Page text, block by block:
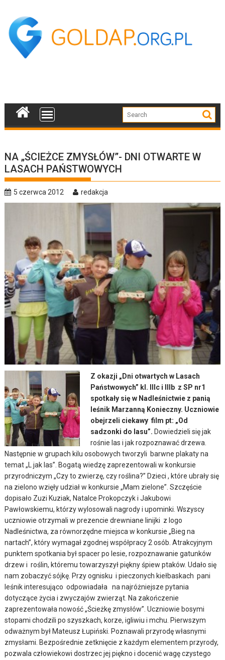
content
NA „ŚCIEŻCE ZMYSŁÓW”- DNI OTWARTE W
LASACH PAŃSTWOWYCH
5 czerwca 2012 redakcja
Z okazji „Dni otwartych w Lasach
Państwowych” kl. IIIc i IIIb z SP nr1
spotkały się w Nadleśnictwie z panią
leśnik Marzanną Konieczny. Uczniowie
obejrzeli ciekawy film pt: „Od
sadzonki do lasu”. Dowiedzieli się jak
rośnie las i jak rozpoznawać drzewa.
Następnie w grupach kilu osobowych tworzyli barwne plakaty na
temat „L jak las”. Bogatą wiedzę zaprezentowali w konkursie
przyrodniczym „Czy to zwierzę, czy roślina?” Dzieci , które ubrały się
na zielono wzięły udział w konkursie „Mam zielone”. Szczęście
dopisało Zuzi Kuziak, Natalce Prokopczyk i Jakubowi
Pawłowskiemu, którzy wylosowali nagrody i upominki. Wszyscy
uczniowie otrzymali w prezencie drewniane linijki z logo
Nadleśnictwa, za równorzędne miejsca w konkursie „Bieg na
nartach”, który wymagał zgodnej współpracy 2 osób. Atrakcyjnym
punktem spotkania był spacer po lesie, rozpoznawanie gatunków
drzew i roślin, któremu towarzyszył piękny śpiew ptaków. Udało się
nam zobaczyć sójkę. Przy ognisku i pieczonych kiełbaskach pani
leśnik interesująco odpowiadała na najróżniejsze pytania
dotyczące życia i zwyczajów zwierząt. Na zakończenie
zaprezentowała nowość „Ścieżkę zmysłów”. Uczniowie bosymi
stopami chodzili po szyszkach, korze, igliwiu i mchu. Pierwszym
odważnym był Mateusz Łupiński. Poznawali przyrodę własnymi
zmysłami. Bezpośrednie zetknięcie z każdym elementem przyrody,
pozwala człowiekowi dostrzec jej piękno i docenić wagę czystego